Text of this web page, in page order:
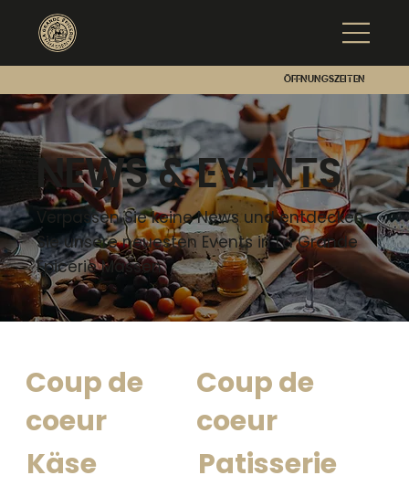
Öffnungszeiten
NEWS & EVENTS
Verpassen Sie keine News und entdecken
Sie unsere neuesten Events in La Grande
Épicerie Massen.
Coup de
coeur
Käse
Coup de
coeur
Patisserie